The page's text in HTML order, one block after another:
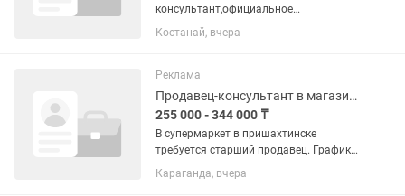
консультант,официальное
трудоустройство с 18 лет ,в
дальнейшем есть возможность
График работы 6/1 Зп от 130’000
Смены в неделю...
Костанай, вчера
Реклама
Продавец-консультант в магазине
255 000 - 344 000 ₸
В супермаркет в пришахтинске
требуется старший продавец. График
работы 2/2. Стабильная заработная
плата 2 раза в месяц, официальное
Караганда, вчера